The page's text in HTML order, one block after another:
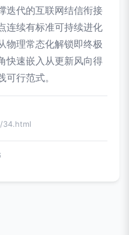
迭代的互联网结信衔接
连续有标准可持续进化
物理常态化解锁即终极
快速嵌入从更新风向得
行范式。
34.html